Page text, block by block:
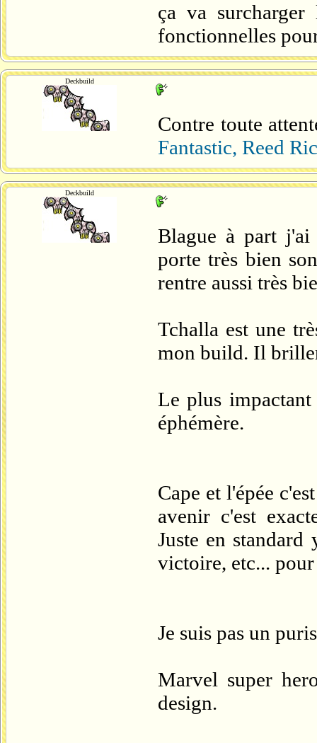
ça va
fonctionnelles
Deckbuild
Contre toute
Fantastic, Reed
Deckbuild
Blague à part
porte très bien
rentre aussi très
Tchalla est une
mon build. Il
Le plus
éphémère.
Cape et l'épée
avenir c'est
Juste en
victoire, etc...
Je suis pas un
Marvel super
design.